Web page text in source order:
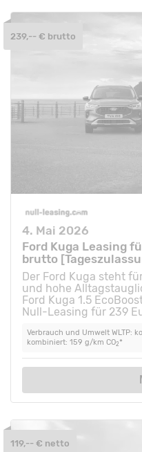
4. Mai 2026
Ford Kuga Leasing
brutto
Der Ford Kuga steht
und hohe
Ford Kuga 1.5
Null-Leasing für 239
Verbrauch und Umwelt WLTP:
kombiniert: 159 g/km CO2*
239,-- € brutto
119,-- € netto